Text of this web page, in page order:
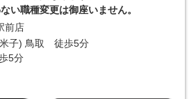
す。
ティブが発生 ■■
優秀な人だけ」というイメージがあります
せん。リピート率の高さや成長市場という
ィブを獲得するハードルは決して高くない
い職種変更は御座いません。
前店
子) 鳥取 徒歩5分
5分